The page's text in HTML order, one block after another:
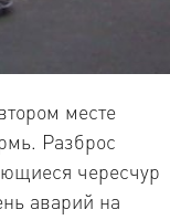
месте
Разброс
чересчур
аварий на